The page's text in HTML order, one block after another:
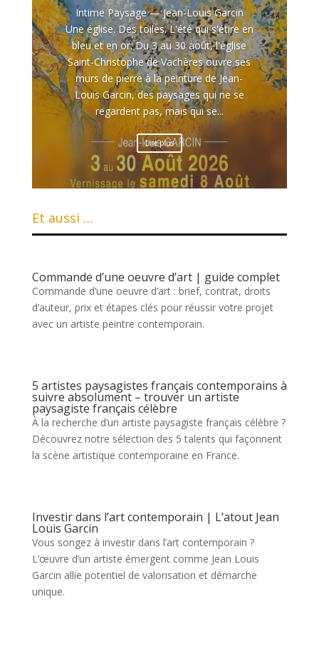
Intime Paysage — Jean-Louis Garcin
Une église. Des toiles. L'été qui s'étire en
bleu et en or. Du 3 au 30 août, l'église
Saint-Christophe de Vachères ouvre ses
murs de pierre à la peinture de Jean-
Louis Garcin, des paysages qui ne se
regardent pas, mais qui se...
Lire plus
Et aussi …
Commande d’une oeuvre d’art | guide complet
Commande d’une oeuvre d’art : brief, contrat, droits
d’auteur, prix et étapes clés pour réussir votre projet
avec un artiste peintre contemporain.
5 artistes paysagistes français contemporains à
suivre absolument – trouver un artiste
paysagiste français célèbre
À la recherche d’un artiste paysagiste français célèbre ?
Découvrez notre sélection des 5 talents qui façonnent
la scène artistique contemporaine en France.
Investir dans l’art contemporain | L’atout Jean
Louis Garcin
Vous songez à investir dans l’art contemporain ?
L’œuvre d’un artiste émergent comme Jean Louis
Garcin allie potentiel de valorisation et démarche
unique.